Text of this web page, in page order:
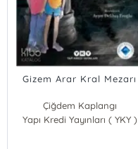
Gizem Arar Kral Mezarı
Çiğdem Kaplangı
Yapı Kredi Yayınları ( YKY )